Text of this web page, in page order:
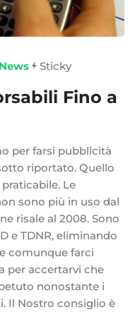
News Sticky
Fino a
per farsi pubblicità
riportato. Quello
Le
sono più in uso dal
risale al 2008. Sono
e TDNR, eliminando
comunque farci
per accertarvi che
nonostante i
Il Nostro consiglio è